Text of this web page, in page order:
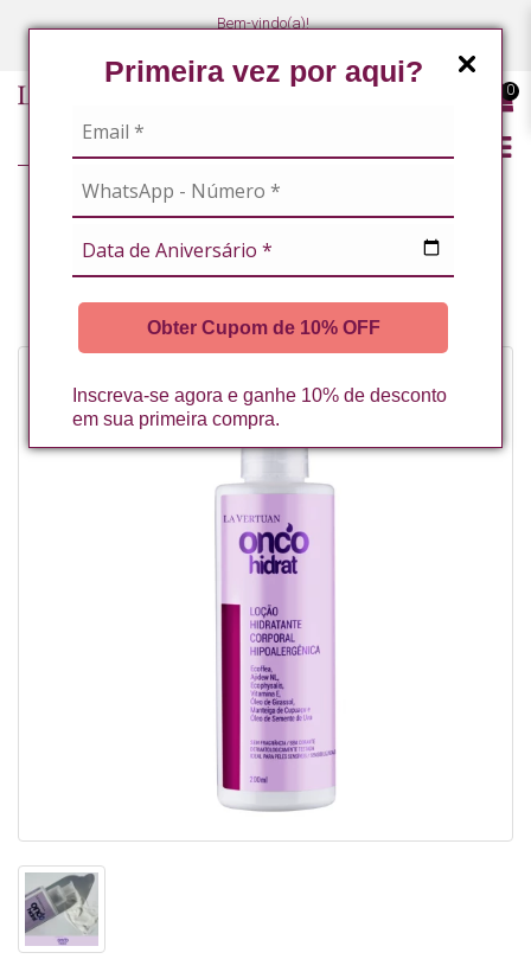
Primeira vez por aqui?
Obter Cupom de 10% OFF
Inscreva-se agora e ganhe 10% de desconto
em sua primeira compra.
Bem-vindo(a)!
0
200ML* (C)